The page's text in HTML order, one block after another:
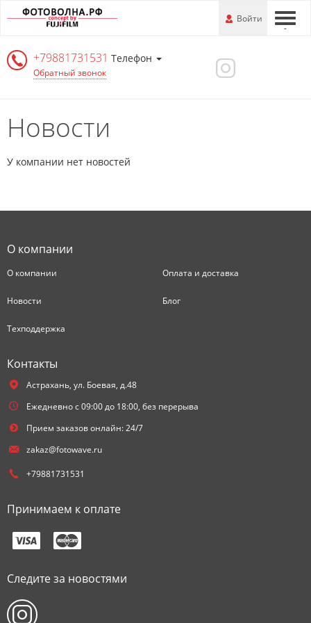
Перейти
информации
---
Войти
+79881731531Телефон
Обратный звонок
Новости
У компании нет новостей
О компании
О компании Оплата и доставка
Новости Блог
Техподдержка
Контакты
Астрахань, ул. Боевая, д.48
Ежедневно с 09:00 до 18:00, без перерыва
Прием заказов онлайн: 24/7
zakaz@fotowave.ru
+79881731531
Принимаем к оплате
Следите за новостями